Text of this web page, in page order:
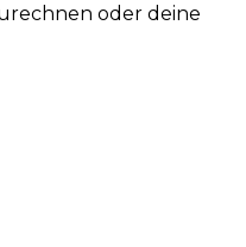
oder deine